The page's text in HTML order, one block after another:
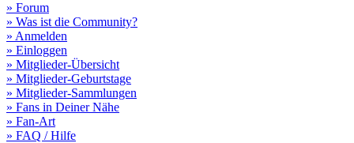
» Forum
» Was ist die Community?
» Anmelden
» Einloggen
» Mitglieder-Übersicht
» Mitglieder-Geburtstage
» Mitglieder-Sammlungen
» Fans in Deiner Nähe
» Fan-Art
» FAQ / Hilfe